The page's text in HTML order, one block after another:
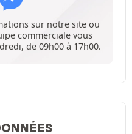
sur notre site ou
commerciale vous
de 09h00 à 17h00.